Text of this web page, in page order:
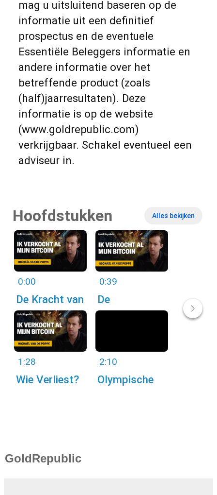
mag u uitsluitend baseren op de
informatie uit een definitief
prospectus en de eventuele
Essentiële Beleggers informatie en
andere informatie over het
betreffende product (zoals
(half)jaarresultaten). Deze
informatie is op de website
(www.goldrepublic.com)
verkrijgbaar. Schakel eventueel een
adviseur in.
Hoofdstukken Alles bekijken
De Kracht van
Passie en
Fanatisme in
Crypto,
Voetbal en
Geloof
0:00
De
Overeenkoms
Goud
0:39
Wie Verliest?
1:28
Olympische
2:10
GoldRepublic